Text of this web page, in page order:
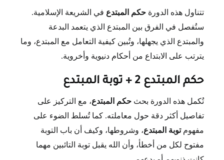
تتناول هذه الدورة حكم المبتدع في الشريعة الإسلامية.
ستُفصل في الفرق بين المبتدع الذي يتعمد البدعة
والمبتدع الذي يجهلها، وتُبين كيفية التعامل مع المبتدع، وما
يترتب على الابتداع من أحكام دنيوية وأخروية.
حكم المبتدع 2 + توبة المبتدع
تُكمل هذه الدورة بحث حكم المبتدع، مع التركيز على
تفاصيل أكثر دقة حول معاملته. كما تُسلط الضوء على
مفهومتوبة المبتدع، وشروطها، وكيف أن باب التوبة
مفتوح لكل من أخطأ، وأن الله يقبل توبة التائبين مهما